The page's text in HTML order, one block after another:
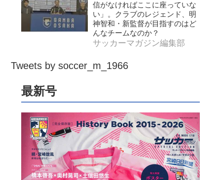
信がなければここに座っていな
い」。クラブのレジェンド、明
神智和・新監督が目指すのはど
んなチームなのか？
サッカーマガジン編集部
Tweets by soccer_m_1966
最新号